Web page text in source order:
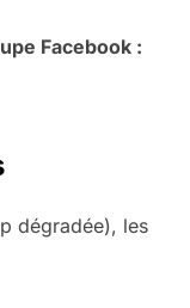
Facebook :
dégradée), les